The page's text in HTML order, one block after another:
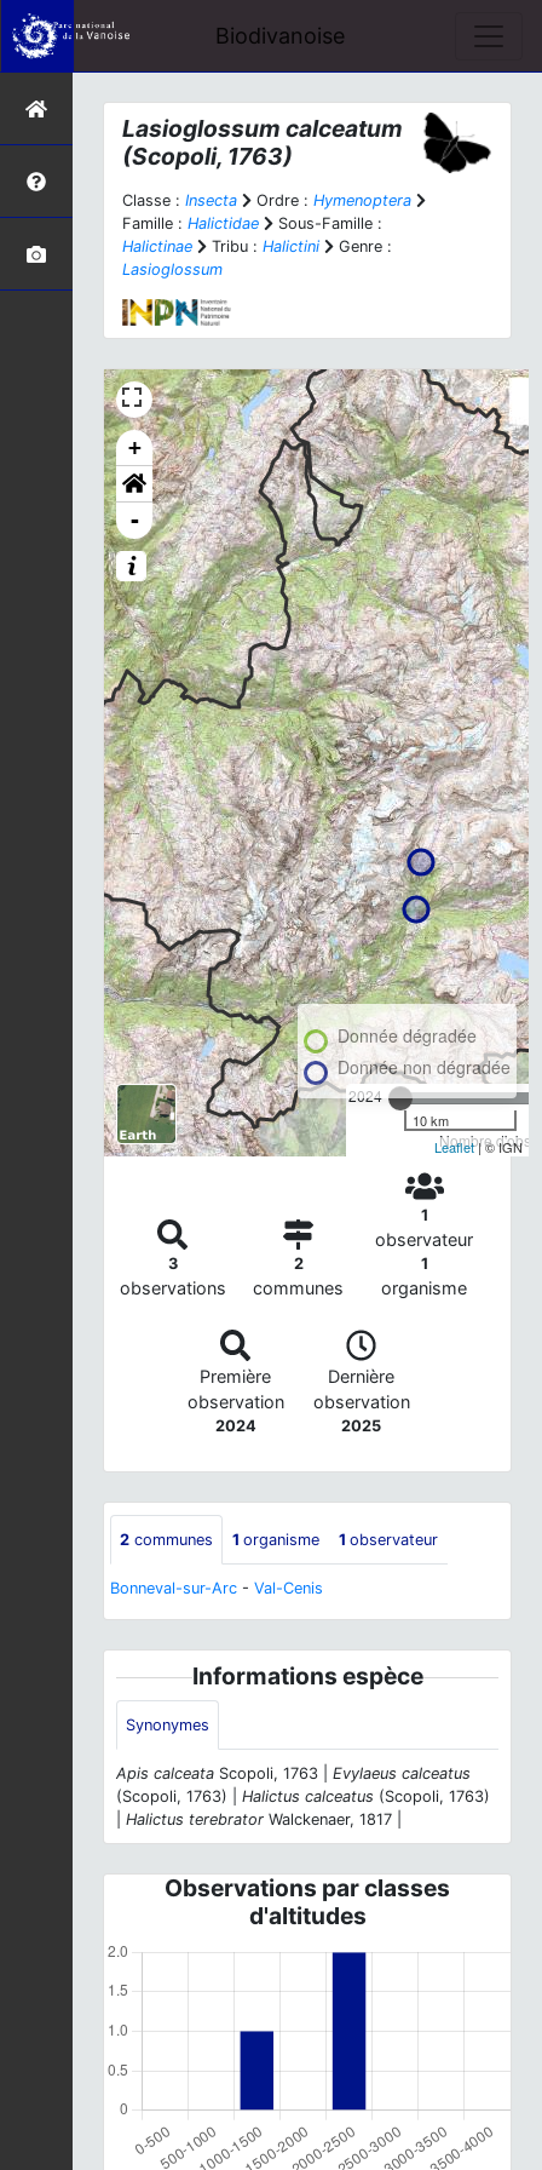
Biodivanoise
Lasioglossum calceatum
(Scopoli, 1763)
Classe : Insecta Ordre : Hymenoptera
Famille : Halictidae
Sous-Famille :
Halictinae
Tribu : Halictini
Genre :
Lasioglossum
+
-
2024
Nombre
Donnée dégradée
Donnée non dégradée
10 km
Leaflet| © IGN
3
observations
2
communes
1
observateur
1
organisme
Première
observation
2024
Dernière
observation
2025
2 communes 1 organisme 1 observateur
Bonneval-sur-Arc - Val-Cenis
Informations espèce
Synonymes
Apis calceata Scopoli, 1763 | Evylaeus calceatus
(Scopoli, 1763) | Halictus calceatus (Scopoli, 1763)
Halictus terebrator Walckenaer, 1817 |
Observations par classes
d'altitudes